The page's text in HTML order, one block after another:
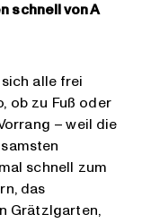
schnell von A
alle frei
ob zu Fuß oder
– weil die
schnell zum
das
Grätzlgarten,